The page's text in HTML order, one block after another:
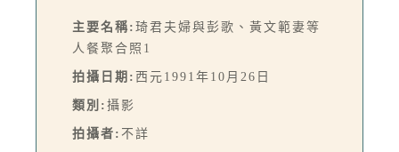
主要名稱: 琦君夫婦與彭歌、黃文範妻等
人餐聚合照1
拍攝日期: 西元1991年10月26日
類別: 攝影
拍攝者: 不詳